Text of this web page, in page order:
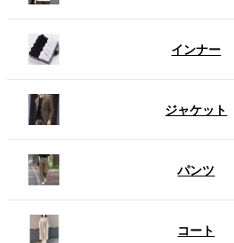
インナー
ジャケット
パンツ
コート